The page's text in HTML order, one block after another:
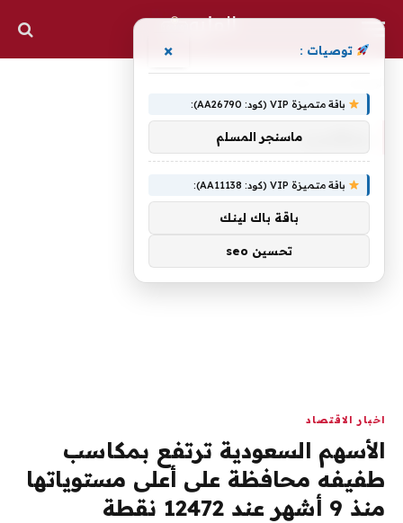
بمكاسب
اخبار الاقتصاد
الأسهم السعودية ترتفع بمكاسب
طفيفه محافظة على أعلى مستوياتها
منذ 9 أشهر عند 12472 نقطة
توصيات : ×
باقة متميزة VIP (كود: AA26790):
ماسنجر المسلم
باقة متميزة VIP (كود: AA11138):
باقة باك لينك
تحسين seo